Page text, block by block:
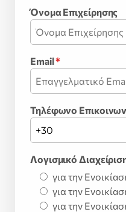
Όνομα Επιχείρησης
Email*
Τηλέφωνο
Λογισμικό
για την
για την
για την